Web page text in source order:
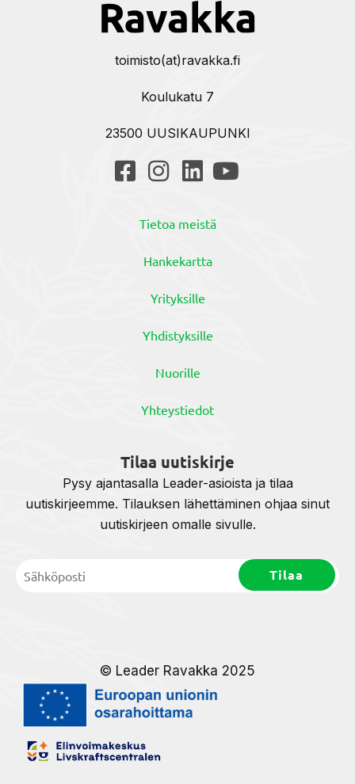
toimisto(at)ravakka.fi
Koulukatu 7
23500 UUSIKAUPUNKI
Tietoa meistä
Hankekartta
Yrityksille
Yhdistyksille
Nuorille
Yhteystiedot
Tilaa uutiskirje
Pysy ajantasalla Leader-asioista ja tilaa
uutiskirjeemme. Tilauksen lähettäminen ohjaa sinut
uutiskirjeen omalle sivulle.
© Leader Ravakka 2025